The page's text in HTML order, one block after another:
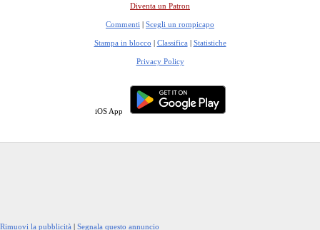
Diventa un Patron
Commenti | Scegli un rompicapo
Stampa in blocco | Classifica | Statistiche
Privacy Policy
iOS App
Rimuovi la pubblicità | Segnala questo annuncio